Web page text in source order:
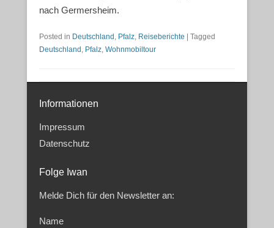
nach Germersheim.
Posted in Deutschland , Pfalz, Reiseberichte
Tagged
Deutschland , Pfalz, Wohnmobiltour
Informationen
Impressum
Datenschutz
Folge Iwan
Melde Dich für den Newsletter an:
Name